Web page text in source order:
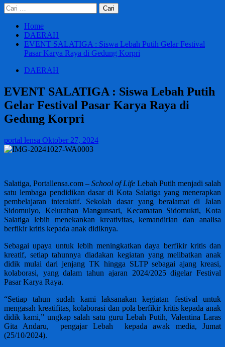
Cari
untuk:
Home
DAERAH
EVENT SALATIGA : Siswa Lebah Putih Gelar Festival
Pasar Karya Raya di Gedung Korpri
DAERAH
EVENT SALATIGA : Siswa Lebah Putih
Gelar Festival Pasar Karya Raya di
Gedung Korpri
portal lensa Oktober 27, 2024
Salatiga, Portallensa.com – School of Life Lebah Putih menjadi salah
satu lembaga pendidikan dasar di Kota Salatiga yang menerapkan
pembelajaran interaktif. Sekolah dasar yang beralamat di Jalan
Sidomulyo, Kelurahan Mangunsari, Kecamatan Sidomukti, Kota
Salatiga lebih menekankan kreativitas, kemandirian dan analisa
berfikir kritis kepada anak didiknya.
Sebagai upaya untuk lebih meningkatkan daya berfikir kritis dan
kreatif, setiap tahunnya diadakan kegiatan yang melibatkan anak
didik mulai dari jenjang TK hingga SLTP sebagai ajang kreasi,
kolaborasi, yang dalam tahun ajaran 2024/2025 digelar Festival
Pasar Karya Raya.
“Setiap tahun sudah kami laksanakan kegiatan festival untuk
mengasah kreatifitas, kolaborasi dan pola berfikir kritis kepada anak
didik kami,” ungkap salah satu guru Lebah Putih, Valentina Laras
Gita Andaru, pengajar Lebah kepada awak media, Jumat
(25/10/2024).